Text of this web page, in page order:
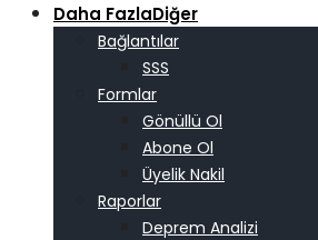
Daha FazlaDiğer
Bağlantılar
SSS
Formlar
Gönüllü Ol
Abone Ol
Üyelik Nakil
Raporlar
Deprem Analizi